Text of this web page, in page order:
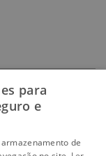
para
e
de